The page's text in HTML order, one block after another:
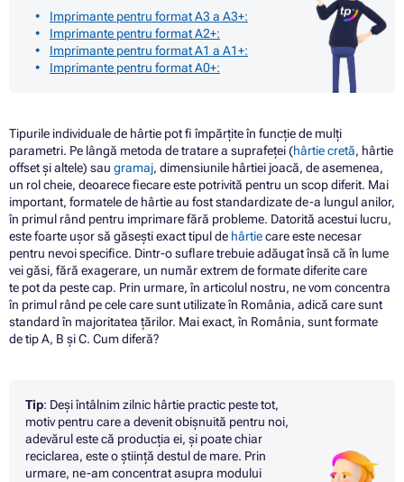
Imprimante pentru format A3 a A3+:
Imprimante pentru format A2+:
Imprimante pentru format A1 a A1+:
Imprimante pentru format A0+:
Tipurile individuale de hârtie pot fi împărțite în funcție de mulți
parametri. Pe lângă metoda de tratare a suprafeței (hârtie cretă, hârtie
offset și altele) sau gramaj, dimensiunile hârtiei joacă, de asemenea,
un rol cheie, deoarece fiecare este potrivită pentru un scop diferit. Mai
important, formatele de hârtie au fost standardizate de-a lungul anilor,
în primul rând pentru imprimare fără probleme. Datorită acestui lucru,
este foarte ușor să găsești exact tipul de hârtiecare este necesar
pentru nevoi specifice. Dintr-o suflare trebuie adăugat însă că în lume
vei găsi, fără exagerare, un număr extrem de formate diferite care
te pot da peste cap. Prin urmare, în articolul nostru, ne vom concentra
în primul rând pe cele care sunt utilizate în România, adică care sunt
standard în majoritatea țărilor. Mai exact, în România, sunt formate
de tip A, B și C. Cum diferă?
Tip: Deși întâlnim zilnic hârtie practic peste tot,
motiv pentru care a devenit obișnuită pentru noi,
adevărul este că producția ei, și poate chiar
reciclarea, este o știință destul de mare. Prin
urmare, ne-am concentrat asupra modului